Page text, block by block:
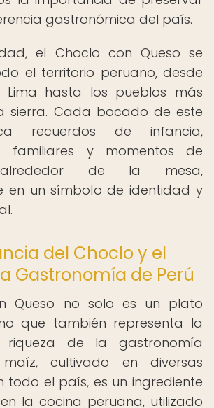
gastronómica del país.
el Choclo con Queso se
el territorio peruano, desde
hasta los pueblos más
sierra. Cada bocado de este
recuerdos de infancia,
familiares y momentos de
de la mesa,
en un símbolo de identidad y
del Choclo y el
Gastronomía de Perú
Queso no solo es un plato
que también representa la
riqueza de la gastronomía
cultivado en diversas
todo el país, es un ingrediente
la cocina peruana, utilizado